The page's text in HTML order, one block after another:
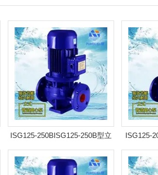
ISG125-250BISG125-250B型立
式离心泵 耐腐管道泵
ISG125-
离